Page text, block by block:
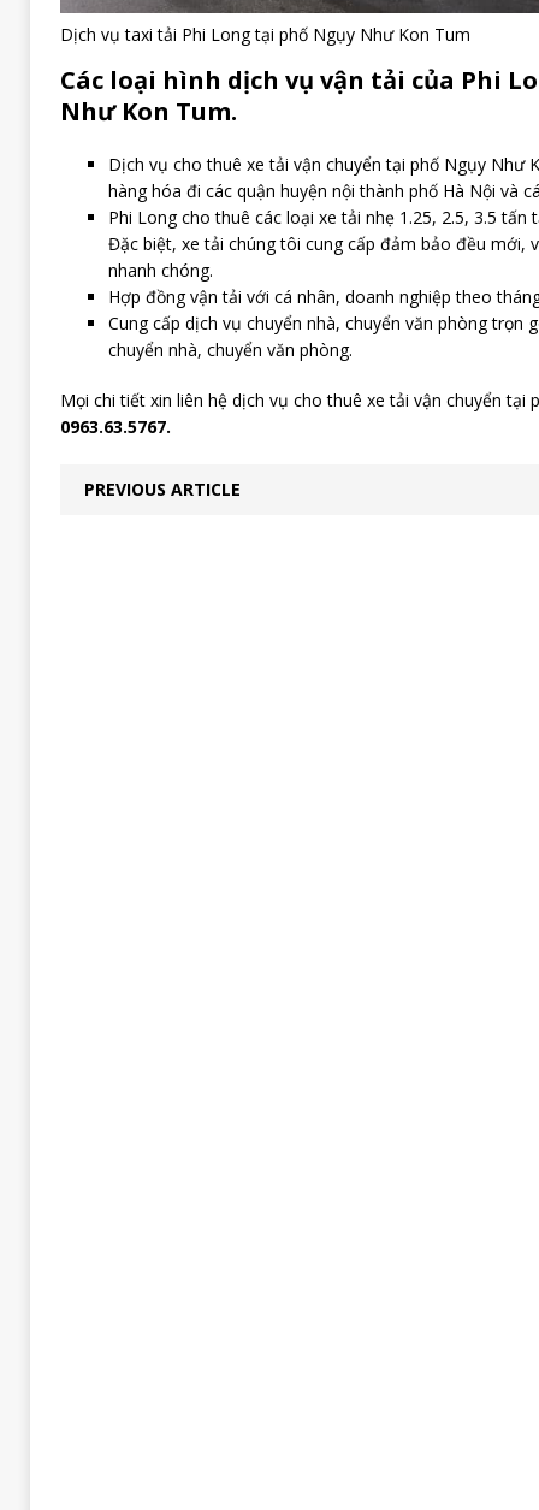
Dịch vụ taxi tải Phi Long tại phố Ngụy Như Kon Tum
Các loại hình dịch vụ vận tải của Phi
Như Kon Tum.
Dịch vụ cho thuê xe tải vận chuyển tại phố Ngụy Như
hàng hóa đi các quận huyện nội thành phố Hà Nội và
Phi Long cho thuê các loại xe tải nhẹ 1.25, 2.5, 3.5
Đặc biệt, xe tải chúng tôi cung cấp đảm bảo đều mới,
nhanh chóng.
Hợp đồng vận tải với cá nhân, doanh nghiệp theo
Cung cấp dịch vụ chuyển nhà, chuyển văn phòng trọn
chuyển nhà, chuyển văn phòng.
Mọi chi tiết xin liên hệ dịch vụ cho thuê xe tải vận chuyển tại
0963.63.5767.
PREVIOUS ARTICLE